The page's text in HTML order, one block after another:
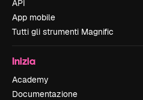
API
App mobile
Tutti gli strumenti Magnific
Inizia
Academy
Documentazione